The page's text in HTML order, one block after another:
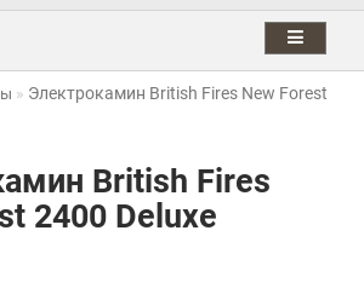
Электрокамин British Fires New Forest
British Fires
2400 Deluxe